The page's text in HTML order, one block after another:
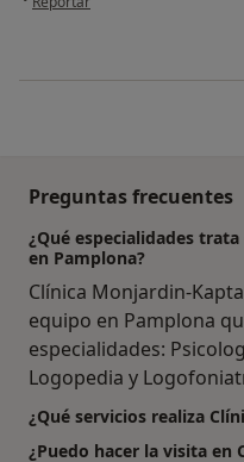
Preguntas frecuentes
¿Qué especialidades
en Pamplona?
Clínica Monjardin-
equipo en Pamplona
especialidades:
Logopedia y
¿Qué servicios realiza
¿Puedo hacer la visita en